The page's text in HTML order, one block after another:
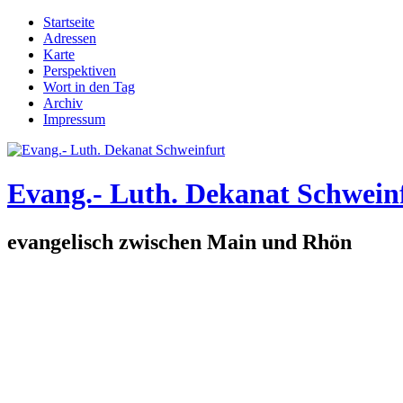
Direkt zum Inhalt
Hauptmenü
Startseite
Adressen
Karte
Perspektiven
Wort in den Tag
Archiv
Impressum
Evang.- Luth. Dekanat
evangelisch zwischen Main und Rhön